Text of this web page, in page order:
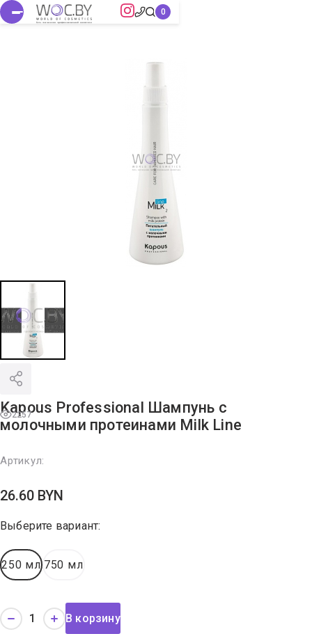
2257
Kapous Professional Шампунь с
молочными протеинами Milk Line
Артикул:
26.60 BYN
Выберите вариант:
250 мл 750 мл
В корзину